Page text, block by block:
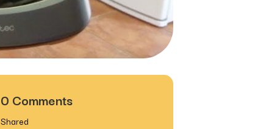
0 Comments
Shared